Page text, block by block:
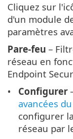
Cliquez sur
d'un module
paramètres
Pare-feu –
réseau en
Endpoint
Configurer
avancées
configurer
réseau par